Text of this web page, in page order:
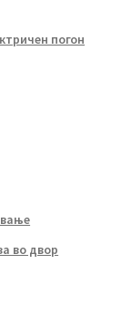
погон
во двор